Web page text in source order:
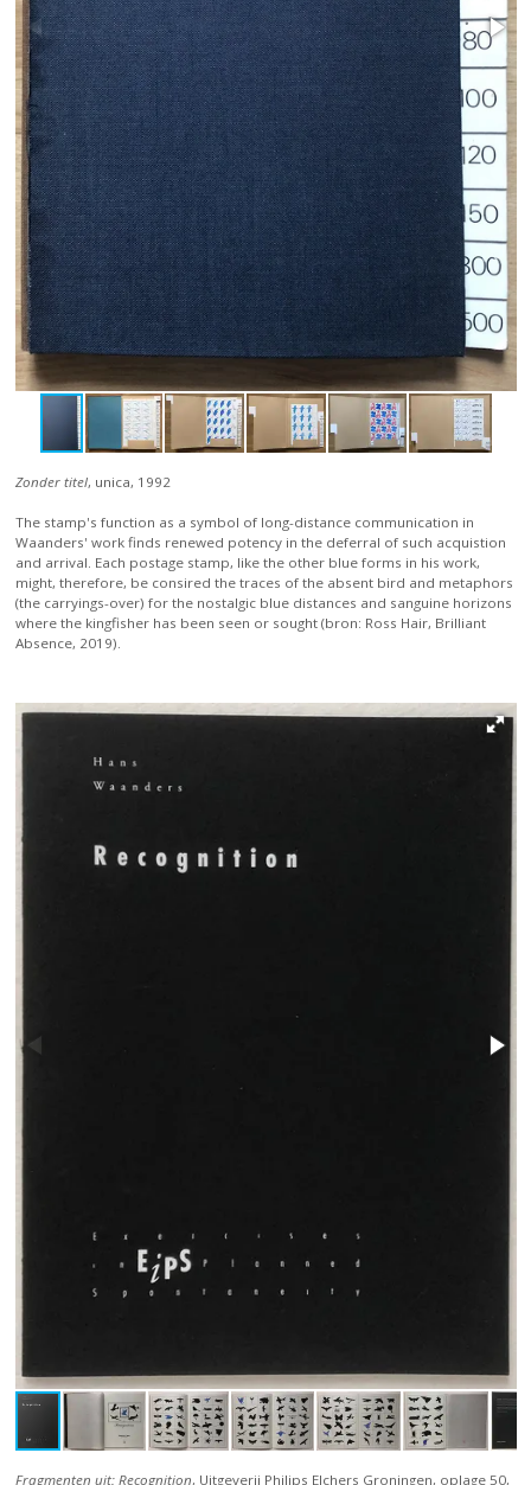
Zonder titel, unica, 1992
The stamp's function as a symbol of long-distance communication in
Waanders' work finds renewed potency in the deferral of such acquistion
and arrival. Each postage stamp, like the other blue forms in his work,
might, therefore, be consired the traces of the absent bird and metaphors
(the carryings-over) for the nostalgic blue distances and sanguine horizons
where the kingfisher has been seen or sought (bron: Ross Hair, Brilliant
Absence, 2019).
Fragmenten uit: Recognition, Uitgeverij Philips Elchers Groningen, oplage 50,